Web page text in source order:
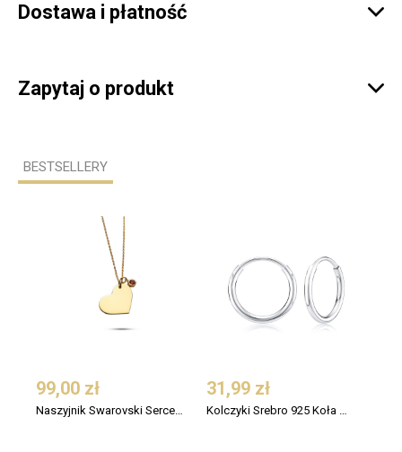
Dostawa i płatność 
Zapytaj o produkt 
BESTSELLERY
99,00 zł
Naszyjnik Swarovski Serce Srebro 925 Pozłacany
31,99 zł
Kolczyki Srebro 925 Koła Małe 12 mm